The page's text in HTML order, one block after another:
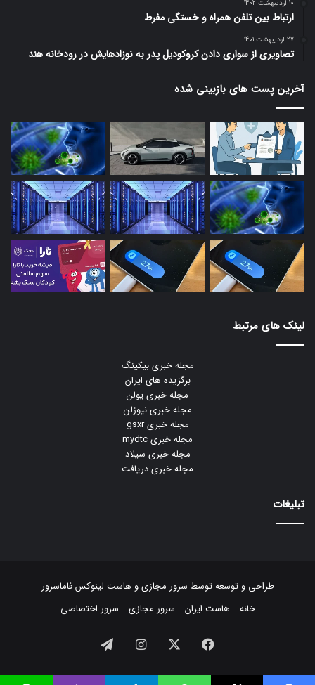
10 اردیبهشت 1402
ارتباط بین تلفن همراه و خستگی مفرط
27 اردیبهشت 1401
تصاویری از سواری دادن کروکودیل پدر به نوزادهایش در رودخانه هند
آخرین پست های بازبینی شده
لینک های مرتبط
مجله خبری بیکینگ
برگزیده های ایران
مجله خبری یولن
مجله خبری نیوزلن
مجله خبری gsxr
مجله خبری mydtc
مجله خبری سیلاد
مجله خبری دریافت
تبلیغات
طراحی و توسعه توسط سرور مجازیو هاست لینوکسفاماسرور
خانه
هاست ایران سرور مجازی سرور اختصاصی
فیسبوک ایکس اینستاگرام